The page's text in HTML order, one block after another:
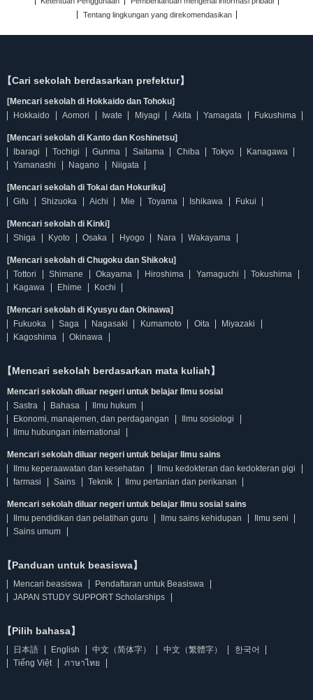
Tentang lingkungan yang direkomendasikan
【Cari sekolah berdasarkan prefektur】
[Mencari sekolah di Hokkaido dan Tohoku]
Hokkaido
Aomori Iwate Miyagi Akita Yamagata Fukushima
[Mencari sekolah di Kanto dan Koshinetsu]
Ibaragi
Tochigi Gunma Saitama Chiba Tokyo
Kanagawa
Yamanashi
Nagano Niigata
[Mencari sekolah di Tokai dan Hokuriku]
Gifu
Shizuoka Aichi Mie Toyama Ishikawa Fukui
[Mencari sekolah di Kinki]
Shiga
Kyoto Osaka Hyogo Nara Wakayama
[Mencari sekolah di Chugoku dan Shikoku]
Tottori
Shimane Okayama Hiroshima Yamaguchi
Tokushima
Kagawa
Ehime Kochi
[Mencari sekolah di Kyusyu dan Okinawa]
Fukuoka
Saga Nagasaki Kumamoto Oita
Miyazaki
Kagoshima
Okinawa
【Mencari sekolah berdasarkan mata kuliah】
Mencari sekolah diluar negeri untuk belajar Ilmu sosial
Sastra
Bahasa
Ilmu hukum
Ekonomi, manajemen, dan perdagangan
Ilmu sosiologi
Ilmu hubungan international
Mencari sekolah diluar negeri untuk belajar Ilmu sains
Ilmu keperaawatan dan kesehatan
Ilmu kedokteran dan kedokteran gigi
farmasi
Sains Teknik Ilmu pertanian dan perikanan
Mencari sekolah diluar negeri untuk belajar Ilmu sosial sains
Ilmu pendidikan dan pelatihan guru
Ilmu sains kehidupan
Ilmu seni
Sains umum
【Panduan untuk beasiswa】
Mencari beasiswa
Pendaftaran untuk Beasiswa
JAPAN STUDY SUPPORT Scholarships
【Pilih bahasa】
日本語 English 中文（简体字） 中文（繁體字）
한국어
Tiếng Việt
ภาษาไทย